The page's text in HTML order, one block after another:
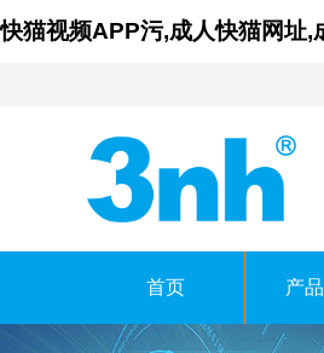
快猫视频APP污,成人快猫网址
广
首页 产